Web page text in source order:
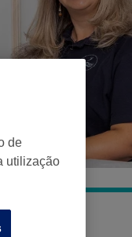
de
utilização